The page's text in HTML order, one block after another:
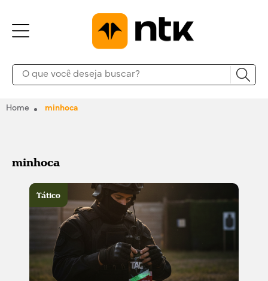
Home minhoca
minhoca
Tático